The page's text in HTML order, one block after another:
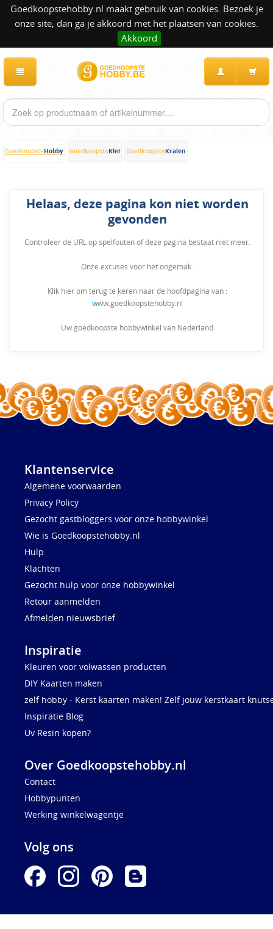
Goedkoopstehobby.nl maakt gebruik van cookies. Bezoek je
onze site, dan ga je akkoord met het plaatsen van cookies.
Akkoord
GoedkoopsteHobby GoedkoopsteKlei GoedkoopsteKralen
Helaas, deze pagina kon niet worden
gevonden
Controleer de URL op spelfouten of deze pagina bestaat niet meer.
Onze excuses voor het ongemak.
Klik hier om terug te keren naar de hoofdpagina van :
www.goedkoopstehobby.nl
Uw goedkoopste hobbywinkel van Nederland
Klantenservice
Algemene voorwaarden
Privacy Policy
Gezocht gastbloggers voor onze hobbywinkel
Wie is Goedkoopstehobby.nl
Hulp
Klachten
Gezocht hulp voor onze hobbywinkel
Retour aanmelden
Afmelden nieuwsbrief
Inspiratie
Kleuren voor volwassen producten
DIY Kaarten maken
zelf hobby - Kerst kaarten maken! Zelf jouw kerstkaart
Inspiratie Blog
Uv Resin kopen?
Over Goedkoopstehobby.nl
Contact
Hobbypunten
Werking winkelwagentje
Volg ons